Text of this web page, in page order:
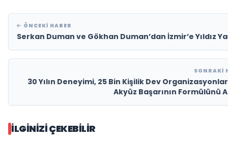
ÖNCEKI HABER
Serkan Duman ve Gökhan Duman’dan İzmir’e Yıldız
SONRAKI
30 Yılın Deneyimi, 25 Bin Kişilik Dev
Akyüz Başarının Formülünü
İLGINIZI ÇEKEBILIR